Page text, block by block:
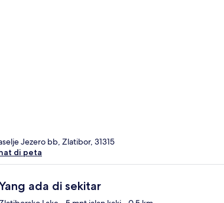
Jezero bb, Zlatibor, 31315
di peta
ada di sekitar